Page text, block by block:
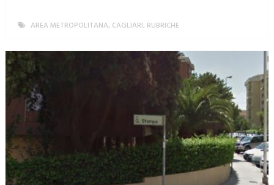
AREA METROPOLITANA, CAGLIARI, RUBRICHE